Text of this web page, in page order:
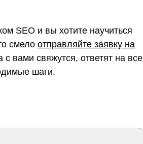
SEO и вы хотите научиться
смело отправляйте заявку на
вами свяжутся, ответят на все
шаги.